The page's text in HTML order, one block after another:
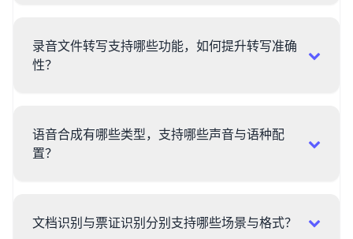
录音文件转写支持哪些功能，如何提升转写准确
性？
语音合成有哪些类型，支持哪些声音与语种配
置？
文档识别与票证识别分别支持哪些场景与格式？